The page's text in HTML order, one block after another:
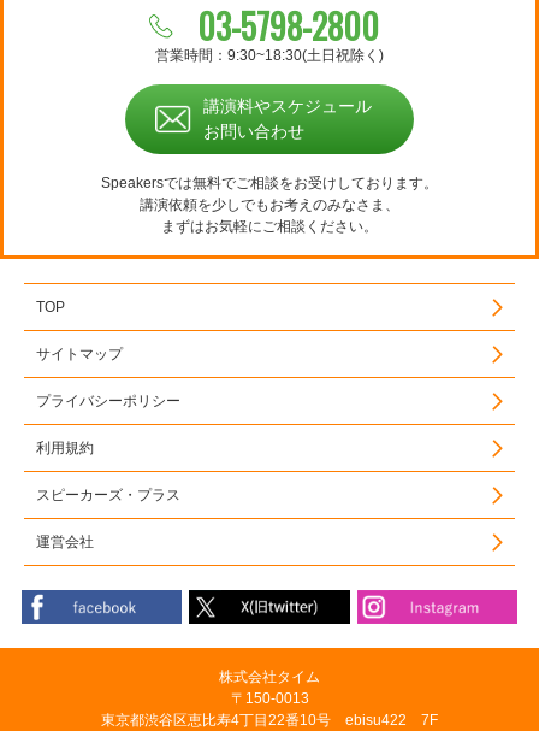
03-5798-2800
営業時間：9:30~18:30(土日祝除く)
講演料やスケジュール
お問い合わせ
Speakersでは無料でご相談をお受けしております。
講演依頼を少しでもお考えのみなさま、
まずはお気軽にご相談ください。
TOP
サイトマップ
プライバシーポリシー
利用規約
スピーカーズ・プラス
運営会社
株式会社タイム
〒150-0013
東京都渋谷区恵比寿4丁目22番10号 ebisu422 7F